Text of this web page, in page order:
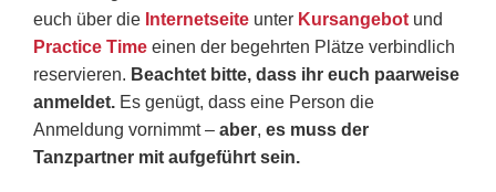
euch über die Internetseite unter Kursangebot und
Practice Time einen der begehrten Plätze verbindlich
reservieren. Beachtet bitte, dass ihr euch paarweise
anmeldet. Es genügt, dass eine Person die
Anmeldung vornimmt – aber, es muss der
Tanzpartner mit aufgeführt sein.